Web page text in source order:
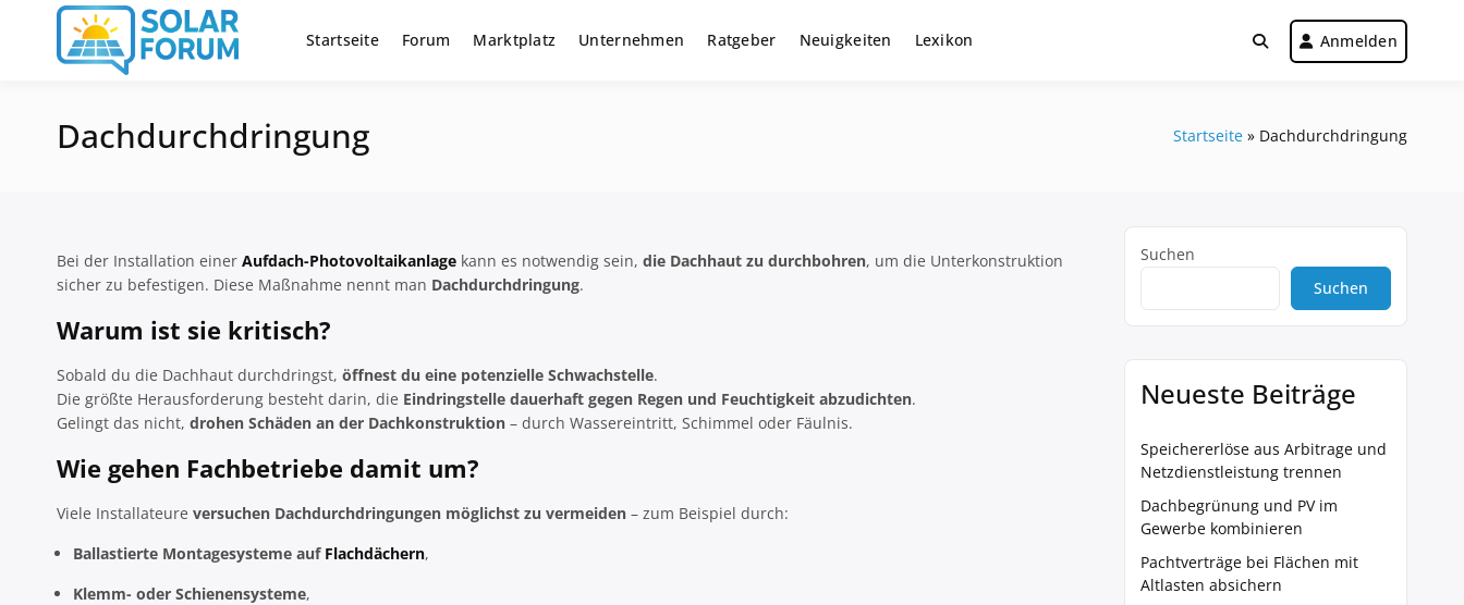
springen
Solar Forum
Deutschlandweit Nr. 1 Forum für gewerbliche Solar Investments
Startseite Forum Marktplatz Unternehmen Ratgeber Neuigkeiten Lexikon Anmelden
Dachdurchdringung Startseite » Dachdurchdringung
Bei der Installation einer Aufdach-Photovoltaikanlage kann es notwendig sein, die Dachhaut zu durchbohren, um die Unterkonstruktion
sicher zu befestigen. Diese Maßnahme nennt man Dachdurchdringung.
Warum ist sie kritisch?
Sobald du die Dachhaut durchdringst, öffnest du eine potenzielle Schwachstelle.
Die größte Herausforderung besteht darin, die Eindringstelle dauerhaft gegen Regen und Feuchtigkeit abzudichten.
Gelingt das nicht, drohen Schäden an der Dachkonstruktion – durch Wassereintritt, Schimmel oder Fäulnis.
Wie gehen Fachbetriebe damit um?
Viele Installateure versuchen Dachdurchdringungen möglichst zu vermeiden – zum Beispiel durch:
Ballastierte Montagesysteme auf Flachdächern,
Klemm- oder Schienensysteme,
Suchen
Suchen
Neueste Beiträge
Speichererlöse aus Arbitrage und
Netzdienstleistung trennen
Dachbegrünung und PV im
Gewerbe kombinieren
Pachtverträge bei Flächen mit
Altlasten absichern